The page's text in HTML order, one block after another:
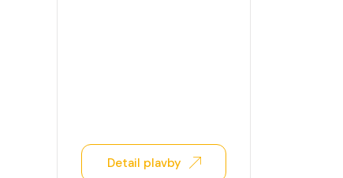
Detail plavby